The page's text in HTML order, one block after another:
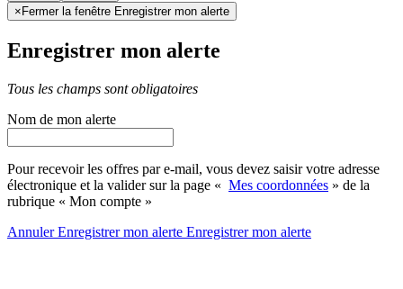
× Fermer la fenêtre Enregistrer mon alerte
Enregistrer mon alerte
Tous les champs sont obligatoires
Nom de mon alerte
Pour recevoir les offres par e-mail, vous devez saisir votre adresse
électronique et la valider sur la page « Mes coordonnées » de la
rubrique « Mon compte »
AnnulerEnregistrer mon alerte Enregistrermon alerte